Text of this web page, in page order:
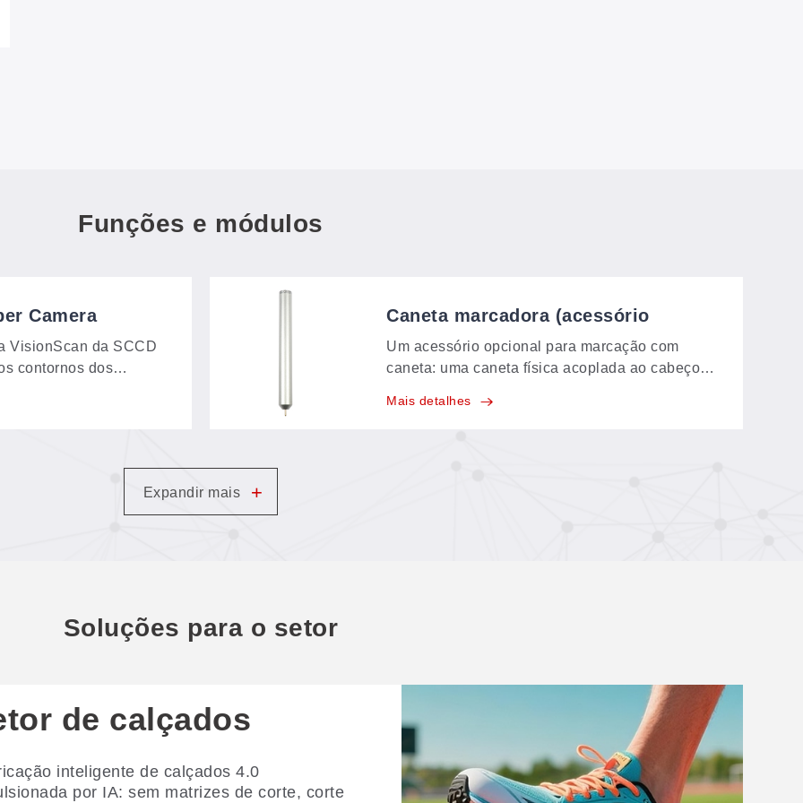
Funções e módulos
Camera
VisionScan da SCCD
contornos dos
— sem
gráfico: basta
Caneta marcadora (acessório
opcional)
Um acessório opcional para marcação com
caneta: uma caneta física acoplada ao cabeçote
diretamente no material — um complemento
econômico para trabalhos que exigem linhas de
Mais detalhes
Expandir mais +
Soluções para o setor
de calçados
inteligente de calçados 4.0
por IA: sem matrizes de corte, corte